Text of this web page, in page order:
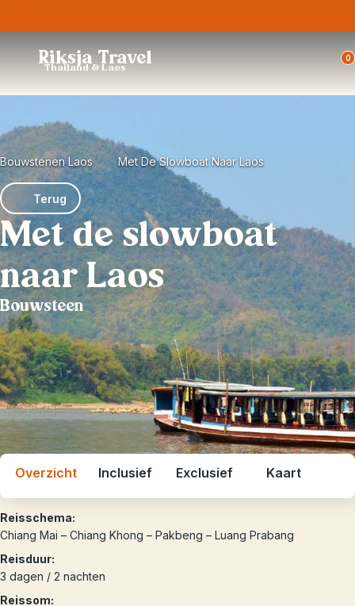
Riksja Travel
Thailand & Laos
0
Bouwstenen Laos Met De Slowboat Naar Laos
Terug
Met de slowboat
naar Laos
Bouwsteen
Overzicht Inclusief Exclusief Kaart
Reisschema:
Chiang Mai – Chiang Khong – Pakbeng – Luang Prabang
Reisduur:
3 dagen / 2 nachten
Reissom: